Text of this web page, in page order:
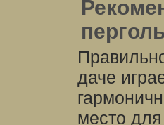
даче
место